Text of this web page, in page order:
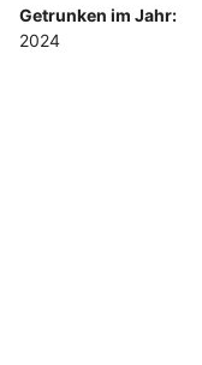
Getrunken im Jahr:
2024